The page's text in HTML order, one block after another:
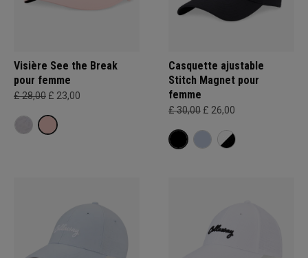
Visière See the Break
pour femme
£ 28,00 £ 23,00
Casquette ajustable
Stitch Magnet pour
femme
£ 30,00 £ 26,00